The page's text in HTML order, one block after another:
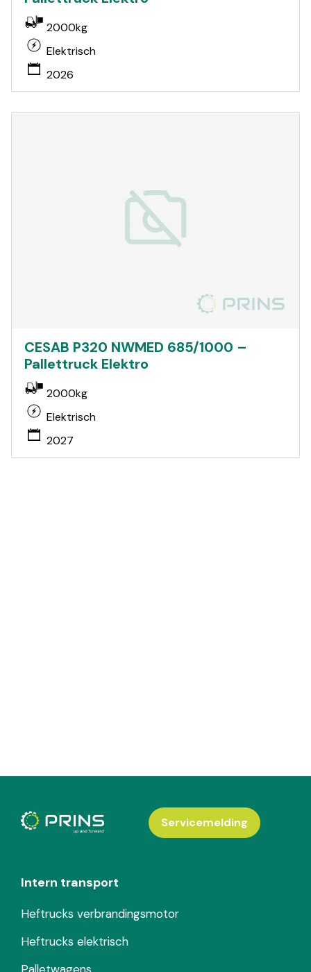
2000kg
Elektrisch
2026
CESAB P320 NWMED 685/1000 –
Pallettruck Elektro
2000kg
Elektrisch
2027
Intern transport
Heftrucks verbrandingsmotor
Heftrucks elektrisch
Servicemelding